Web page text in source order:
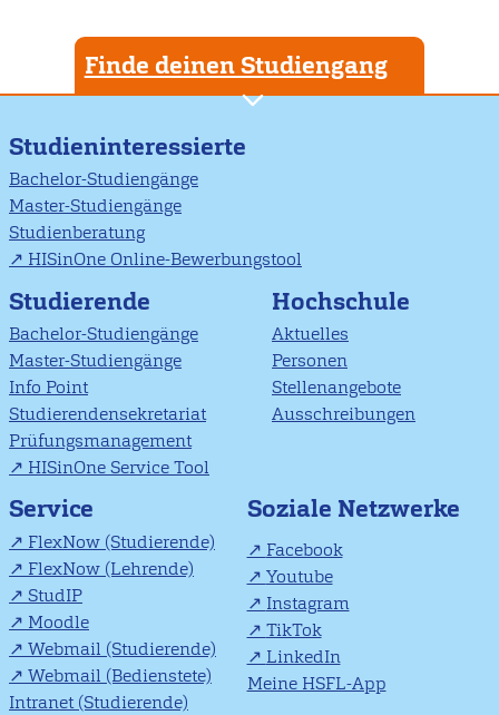
Finde deinen Studiengang
Studieninteressierte
Bachelor-Studiengänge
Master-Studiengänge
Studienberatung
HISinOne Online-Bewerbungstool
Studierende
Bachelor-Studiengänge
Master-Studiengänge
Info Point
Studierendensekretariat
Prüfungsmanagement
HISinOne Service Tool
Hochschule
Aktuelles
Personen
Stellenangebote
Ausschreibungen
Service
FlexNow (Studierende)
FlexNow (Lehrende)
StudIP
Moodle
Webmail (Studierende)
Webmail (Bedienstete)
Intranet (Studierende)
Soziale Netzwerke
Facebook
Youtube
Instagram
TikTok
LinkedIn
Meine HSFL-App